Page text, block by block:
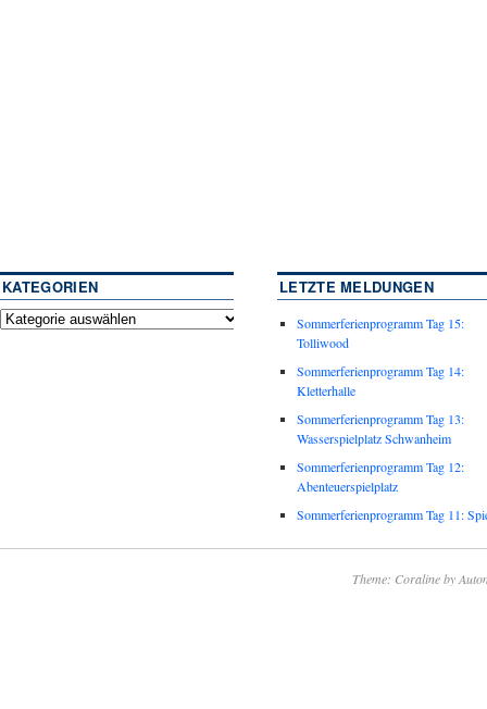
KATEGORIEN LETZTE MELDUNGEN
Sommerferienprogramm Tag 15:
Tolliwood
Sommerferienprogramm Tag 14:
Kletterhalle
Sommerferienprogramm Tag 13:
Wasserspielplatz Schwanheim
Sommerferienprogramm Tag 12:
Abenteuerspielplatz
Sommerferienprogramm Tag 11:
Theme: Coraline by